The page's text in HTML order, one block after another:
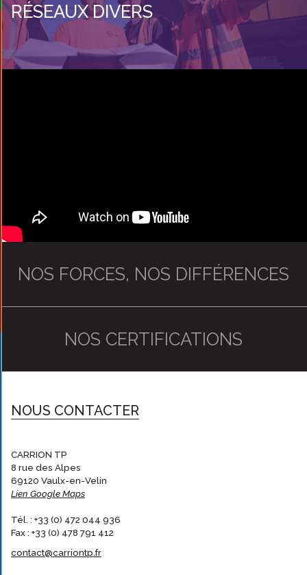
RÉSEAUX DIVERS
NOS FORCES, NOS DIFFÉRENCES
NOS CERTIFICATIONS
NOUS CONTACTER
CARRION TP
8 rue des Alpes
69120 Vaulx-en-Velin
Lien Google Maps
Tél. : +33 (0) 472 044 936
Fax : +33 (0) 478 791 412
contact@carriontp.fr